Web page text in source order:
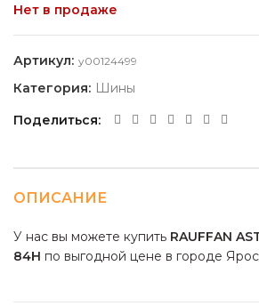
Нет в продаже
Артикул: y00124499
Категория: Шины
Поделиться
ОПИСАНИЕ
У нас вы можете купить RAUFFAN
84H по выгодной цене в городе